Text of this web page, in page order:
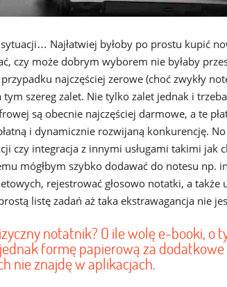
Najłatwiej byłoby po prostu kupić
czy może dobrym wyborem nie byłaby
najczęściej zerowe (choć zwykły
szereg zalet. Nie tylko zalet jednak i
są obecnie najczęściej darmowe, a te
i dynamicznie rozwijaną konkurencję.
czy integracja z innymi usługami takimi jak
mógłbym szybko dodawać do notesu np.
rejestrować głosowo notatki, a także
listę zadań aż taka ekstrawagancja nie
notatnik? O ile wolę e-booki, o
formę papierową za
nie znajdę w aplikacjach.